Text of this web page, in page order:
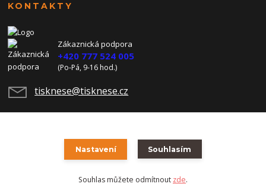
KONTAKTY
Zákaznická podpora
+420 777 524 005
(Po-Pá, 9-16 hod.)
tisknese@tisknese.cz
Vytvořeno na Eshop-rychle.cz
Nastavení Souhlasím
Souhlas můžete odmítnout zde.